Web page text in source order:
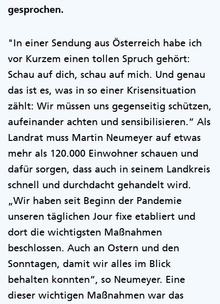
gesprochen.
"In einer Sendung aus Österreich habe ich
vor Kurzem einen tollen Spruch gehört:
Schau auf dich, schau auf mich. Und genau
das ist es, was in so einer Krisensituation
zählt: Wir müssen uns gegenseitig schützen,
aufeinander achten und sensibilisieren.“ Als
Landrat muss Martin Neumeyer auf etwas
mehr als 120.000 Einwohner schauen und
dafür sorgen, dass auch in seinem Landkreis
schnell und durchdacht gehandelt wird.
„Wir haben seit Beginn der Pandemie
unseren täglichen Jour fixe etabliert und
dort die wichtigsten Maßnahmen
beschlossen. Auch an Ostern und den
Sonntagen, damit wir alles im Blick
behalten konnten“, so Neumeyer. Eine
dieser wichtigen Maßnahmen war das